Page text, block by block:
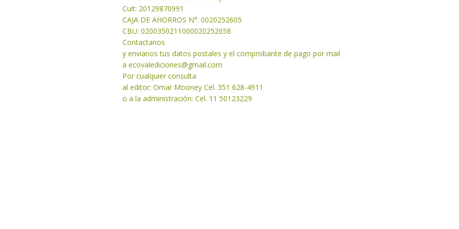
Cuit: 20129870991
CAJA DE AHORROS N°: 0020252605
CBU: 0200350211000020252658
Contactanos
y envianos tus datos postales y el comprobante de pago por mail
a ecovalediciones@gmail.com
Por cualquier consulta
al editor: Omar Mooney Cel. 351 628-4911
o a la administración: Cel. 11 50123229